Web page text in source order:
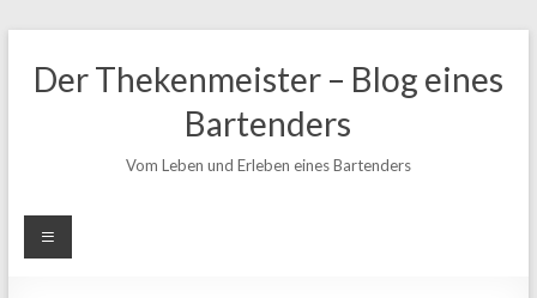
Inhalt
springen
Der Thekenmeister – Blog eines
Bartenders
Vom Leben und Erleben eines Bartenders